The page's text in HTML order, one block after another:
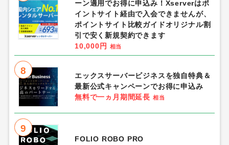
ーン適用でお得に申込み！Xserverはポ
イントサイト経由で入会できませんが、
ポイントサイト比較ガイドオリジナル割
引で安く新規契約できます
10,000円
相当
8
エックスサーバービジネスを独自特典＆
最新公式キャンペーンでお得に申込み
無料で一ヵ月期間延長 相当
9
FOLIO ROBO PRO